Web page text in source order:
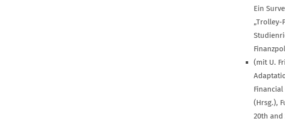
Ein
„Trolley-
(mit U.
Financial
(Hrsg.),
20th and